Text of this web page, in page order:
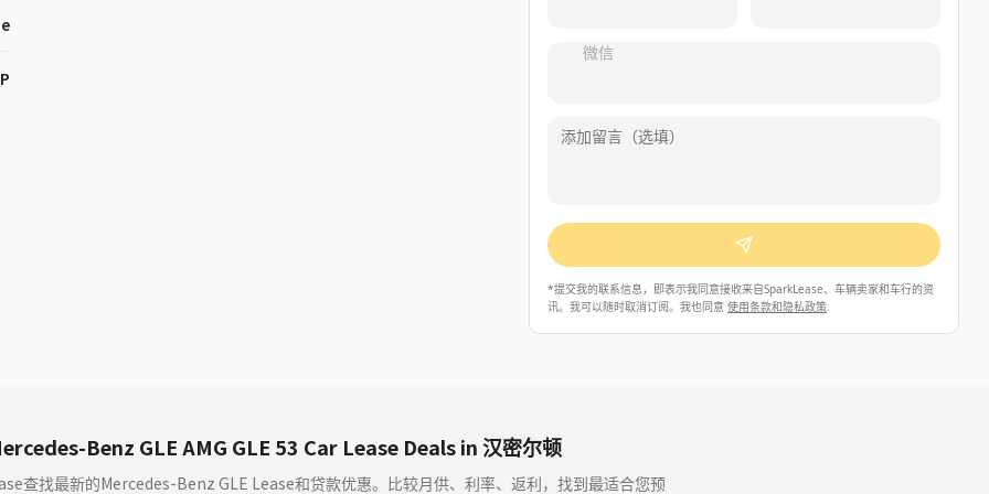
微信
*提交我的联系信息，即表示我同意接收来自SparkLease、车辆卖家和车行的资
讯。我可以随时取消订阅。我也同意 使用条款和隐私政策.
Benz GLE AMG GLE 53 Car Lease Deals in 汉密尔顿
查找最新的Mercedes-Benz GLE Lease和贷款优惠。比较月供、利率、返利，找到最适合您预